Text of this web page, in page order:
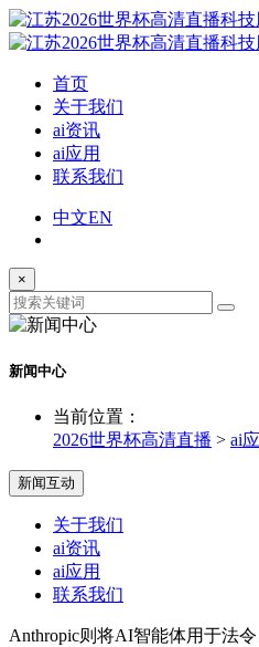
首页
关于我们
ai资讯
ai应用
联系我们
中文EN
×
新闻中心
当前位置：
2026世界杯高清直播 > ai
新闻互动
关于我们
ai资讯
ai应用
联系我们
Anthropic则将AI智能体用于法